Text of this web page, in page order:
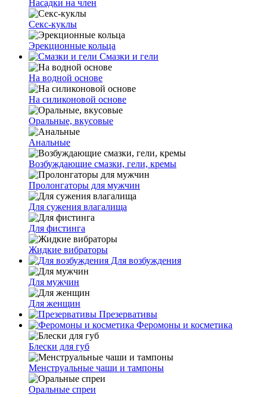
Насадки на член
Секс-куклы
Эрекционные кольца
Смазки и гели
На водной основе
На силиконовой основе
Оральные, вкусовые
Анальные
Возбуждающие смазки, гели, кремы
Пролонгаторы для мужчин
Для сужения влагалища
Для фистинга
Жидкие вибраторы
Для возбуждения
Для мужчин
Для женщин
Презервативы
Феромоны и косметика
Блески для губ
Менструальные чаши и тампоны
Оральные спреи